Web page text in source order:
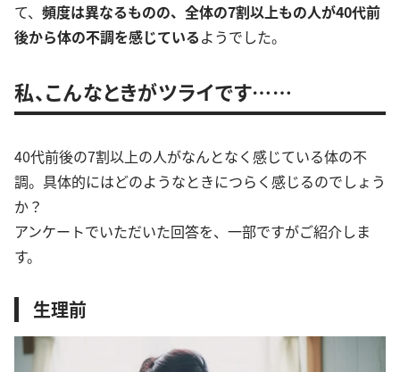
て、 頻度は異なるものの、全体の7割以上もの人が40代前
後から体の不調を感じているようでした。
私、こんなときがツライです……
40代前後の7割以上の人がなんとなく感じている体の不
調。具体的にはどのようなときにつらく感じるのでしょう
か？
アンケートでいただいた回答を、一部ですがご紹介しま
す。
生理前